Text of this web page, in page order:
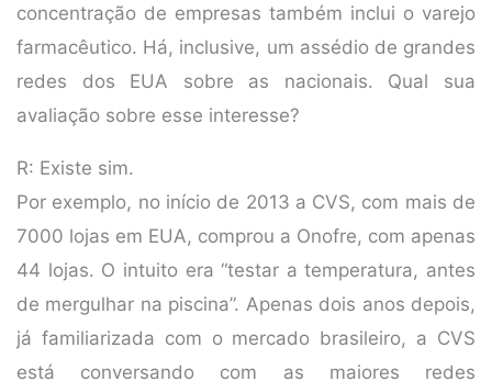
concentração de empresas também inclui o varejo
farmacêutico. Há, inclusive, um assédio de grandes
redes dos EUA sobre as nacionais. Qual sua
avaliação sobre esse interesse?
R: Existe sim.
Por exemplo, no início de 2013 a CVS, com mais de
7000 lojas em EUA, comprou a Onofre, com apenas
44 lojas. O intuito era “testar a temperatura, antes
de mergulhar na piscina”. Apenas dois anos depois,
já familiarizada com o mercado brasileiro, a CVS
está conversando com as maiores redes